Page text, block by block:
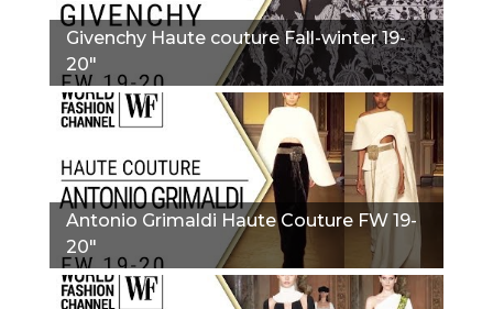
Givenchy Haute couture Fall-winter 19-
20"
Antonio Grimaldi Haute Couture FW 19-
20"